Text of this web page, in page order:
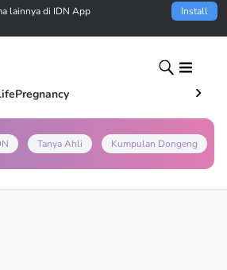
lainnya di IDN App Install
Pregnancy
Tanya Ahli Kumpulan Dongeng